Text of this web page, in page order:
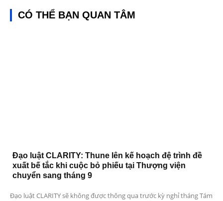
CÓ THỂ BẠN QUAN TÂM
Đạo luật CLARITY: Thune lên kế hoạch đệ trình đề
xuất bế tắc khi cuộc bỏ phiếu tại Thượng viện
chuyển sang tháng 9
Đạo luật CLARITY sẽ không được thông qua trước kỳ nghỉ tháng Tám